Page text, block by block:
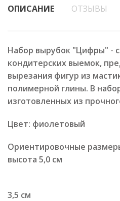
ОПИСАНИЕ ОТЗЫВЫ
Набор вырубок "Цифры" -
кондитерских выемок,
вырезания фигур из
полимерной глины. В
изготовленных из
Цвет: фиолетовый
Ориентировочные
высота 5,0 см
3,5 см